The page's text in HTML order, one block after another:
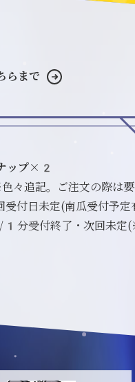
らまで
ップ×2
々追記。ご注文の際は
付日未定(南瓜受付予定
受付終了・次回未定